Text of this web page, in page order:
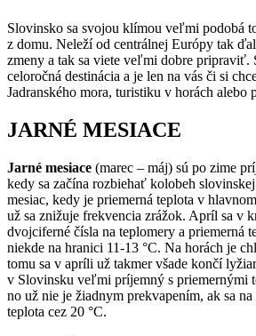
Slovinsko sa svojou klímou veľmi podobá
z domu. Neleží od centrálnej Európy tak
zmeny a tak sa viete veľmi dobre pripraviť.
celoročná destinácia a je len na vás či si
Jadranského mora, turistiku v horách alebo
JARNÉ MESIACE
Jarné mesiace (marec – máj) sú po zime
kedy sa začína rozbiehať kolobeh
mesiac, kedy je priemerná teplota v
už sa znižuje frekvencia zrážok. Apríl sa v
dvojciferné čísla na teplomery a priemerná
niekde na hranici 11-13 °C. Na horách je
tomu sa v apríli už takmer všade končí
v Slovinsku veľmi príjemný s priemernými
no už nie je žiadnym prekvapením, ak sa
teplota cez 20 °C.